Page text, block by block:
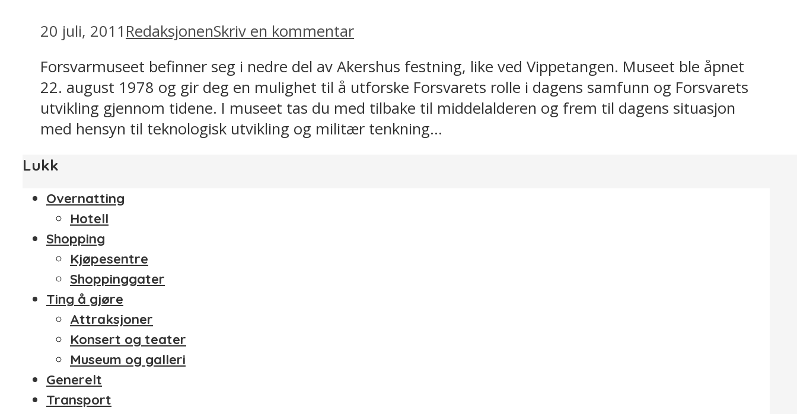
20 juli, 2011 RedaksjonenSkriv en kommentar
Forsvarmuseet befinner seg i nedre del av Akershus festning, like ved Vippetangen. Museet ble åpnet
22. august 1978 og gir deg en mulighet til å utforske Forsvarets rolle i dagens samfunn og Forsvarets
utvikling gjennom tidene. I museet tas du med tilbake til middelalderen og frem til dagens situasjon
med hensyn til teknologisk utvikling og militær tenkning...
Lukk
Overnatting
Hotell
Shopping
Kjøpesentre
Shoppinggater
Ting å gjøre
Attraksjoner
Konsert og teater
Museum og galleri
Generelt
Transport